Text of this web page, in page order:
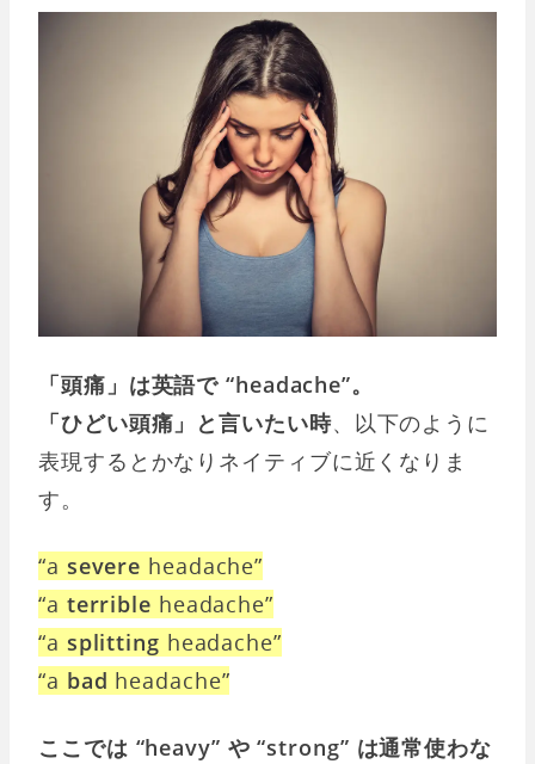
「頭痛」は英語で “headache”。
「ひどい頭痛」と言いたい時、以下のように
表現するとかなりネイティブに近くなりま
す。
“a severe headache”
“a terrible headache”
“a splitting headache”
“a bad headache”
ここでは “heavy” や “strong” は通常使わな